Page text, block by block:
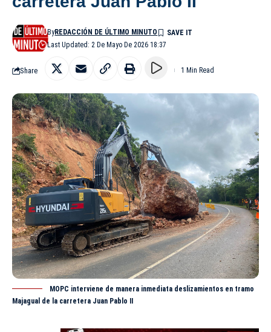
Last Updated: 2 De Mayo De 2026 18:37
ByREDACCIÓN DE ÚLTIMO MINUTO
Share 1 Min Read
MOPC interviene de manera inmediata deslizamientos en tramo
Majagual de la carretera Juan Pablo II